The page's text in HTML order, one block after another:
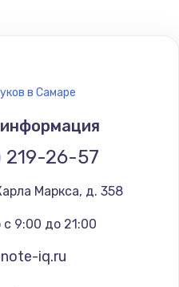
в Самаре
219-26-57
Маркса, д. 358
9:00 до 21:00
iq.ru